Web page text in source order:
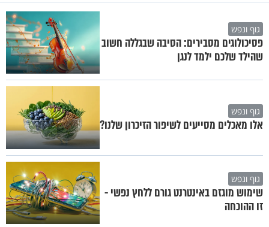
גוף ונפש
פסיכולוגים מסבירים: הסיבה שבגללה חשוב
שהילד שלכם ילמד לנגן
גוף ונפש
אלו מאכלים מסייעים לשיפור הזיכרון שלנו?
גוף ונפש
שימוש מוגזם באינטרנט גורם ללחץ נפשי -
זו ההוכחה